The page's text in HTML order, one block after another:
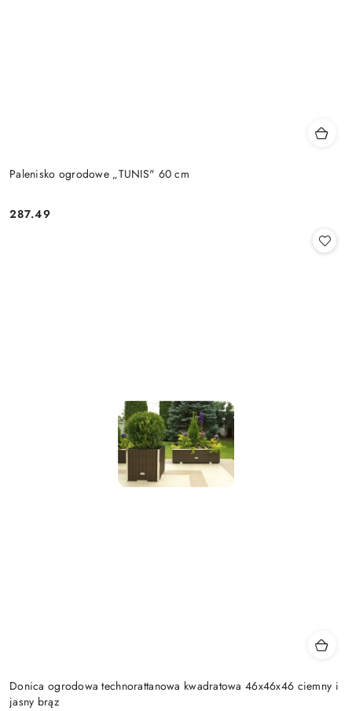
Palenisko ogrodowe „TUNIS" 60 cm
Cena:
287.49
Donica ogrodowa technorattanowa kwadratowa 46x46x46 ciemny i
jasny brąz